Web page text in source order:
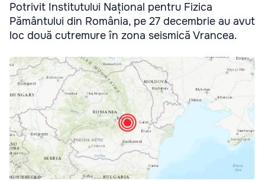
Potrivit Institutului Național pentru Fizica
Pământului din România, pe 27 decembrie au avut
loc două cutremure în zona seismică Vrancea.